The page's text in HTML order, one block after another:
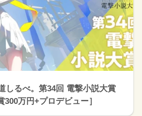
しるべ。第34回 電撃小説大賞
300万円+プロデビュー］